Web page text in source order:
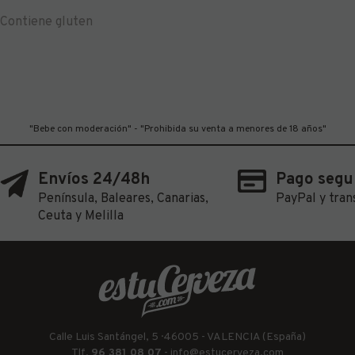
Contiene gluten
"Bebe con moderación" - "Prohibida su venta a menores de 18 años"
Envíos 24/48h
Península, Baleares, Canarias,
Ceuta y Melilla
Pago
PayPal y
Calle Luis Santángel, 5 · 46005 - VALENCIA (España)